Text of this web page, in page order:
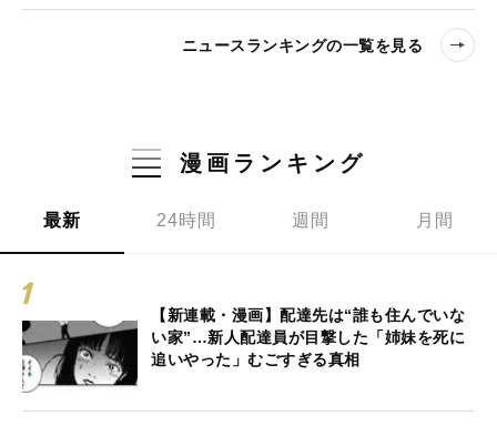
ニュースランキングの一覧を見る
漫画ランキング
最新 24時間 週間 月間
【新連載・漫画】配達先は“誰も住んでいな
い家”…新人配達員が目撃した「姉妹を死に
追いやった」むごすぎる真相